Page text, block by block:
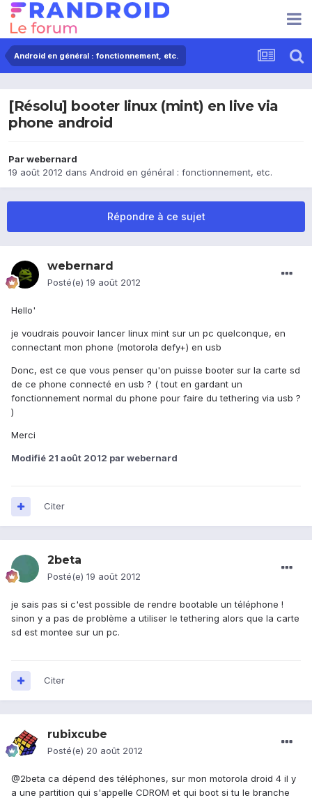
Android en général : fonctionnement, etc.
[Résolu] booter linux (mint) en live via
phone android
Parwebernard
19 août 2012 dans Android en général : fonctionnement, etc.
Répondre à ce sujet
webernard
Posté(e) 19 août 2012
Hello'
je voudrais pouvoir lancer linux mint sur un pc quelconque, en
connectant mon phone (motorola defy+) en usb
Donc, est ce que vous penser qu'on puisse booter sur la carte sd
de ce phone connecté en usb ? ( tout en gardant un
fonctionnement normal du phone pour faire du tethering via usb ?
)
Merci
Modifié 21 août 2012 par webernard
Citer
2beta
Posté(e) 19 août 2012
je sais pas si c'est possible de rendre bootable un téléphone !
sinon y a pas de problème a utiliser le tethering alors que la carte
sd est montee sur un pc.
Citer
rubixcube
Posté(e) 20 août 2012
@2beta ca dépend des téléphones, sur mon motorola droid 4 il y
a une partition qui s'appelle CDROM et qui boot si tu le branche